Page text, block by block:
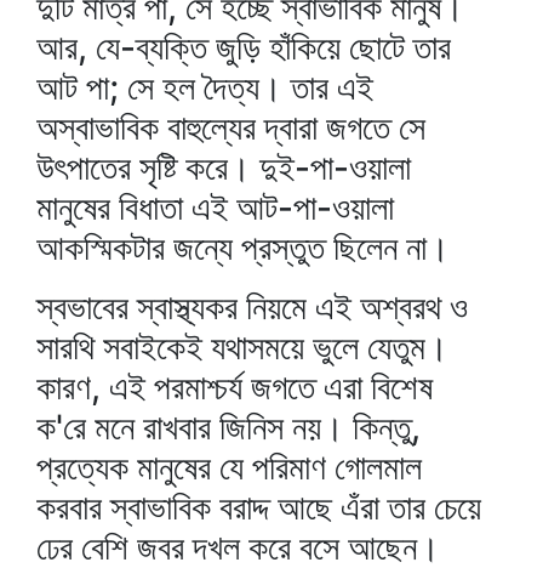
আর, যে-ব্যক্তি জুড়ি হাঁকিয়ে ছোটে তার
আট পা; সে হল দৈত্য। তার এই
অস্বাভাবিক বাহুল্যের দ্বারা জগতে সে
উৎপাতের সৃষ্টি করে। দুই-পা-ওয়ালা
মানুষের বিধাতা এই আট-পা-ওয়ালা
আকস্মিকটার জন্যে প্রস্তুত ছিলেন না।
স্বভাবের স্বাস্থ্যকর নিয়মে এই অশ্বরথ ও
সারথি সবাইকেই যথাসময়ে ভুলে যেতুম।
কারণ, এই পরমাশ্চর্য জগতে এরা বিশেষ
ক'রে মনে রাখবার জিনিস নয়। কিন্তু,
প্রত্যেক মানুষের যে পরিমাণ গোলমাল
করবার স্বাভাবিক বরাদ্দ আছে এঁরা তার চেয়ে
ঢের বেশি জবর দখল করে বসে আছেন।